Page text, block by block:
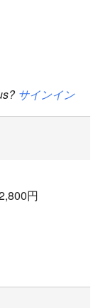
サインイン
円